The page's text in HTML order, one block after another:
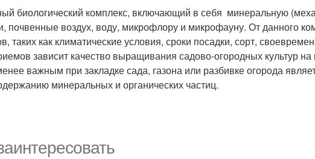
биологический комплекс, включающий в себя минеральную
почвенные воздух, воду, микрофлору и микрофауну. От данного
таких как климатические условия, сроки посадки, сорт,
зависит качество выращивания садово-огородных культур
важным при закладке сада, газона или разбивке огорода
минеральных и органических частиц.